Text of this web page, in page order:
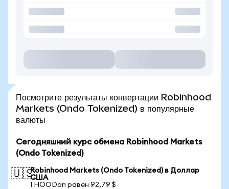
Посмотрите результаты конвертации Robinhood
Markets (Ondo Tokenized) в популярные
валюты
Сегодняшний курс обмена Robinhood Markets
(Ondo Tokenized)
🇺🇸Robinhood Markets (Ondo Tokenized) в Доллар
США
1 HOODon равен 92,79 $